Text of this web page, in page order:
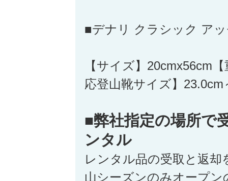
■デナリ クラシック ア
【サイズ】20cmx56cm
応登山靴サイズ】23.0cm
■弊社指定の場所で
ンタル
レンタル品の受取と返却
山シーズンのみオープン